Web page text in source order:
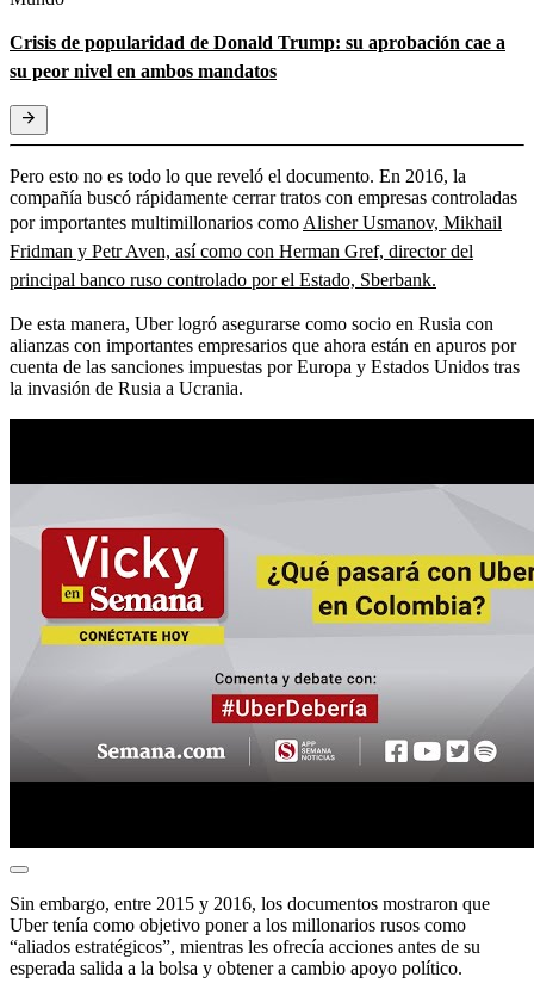
Crisis de popularidad de Donald Trump: su aprobación cae a
su peor nivel en ambos mandatos
Pero esto no es todo lo que reveló el documento. En 2016, la
compañía buscó rápidamente cerrar tratos con empresas controladas
por importantes multimillonarios como Alisher Usmanov, Mikhail
Fridman y Petr Aven, así como con Herman Gref, director del
principal banco ruso controlado por el Estado, Sberbank.
De esta manera, Uber logró asegurarse como socio en Rusia con
alianzas con importantes empresarios que ahora están en apuros por
cuenta de las sanciones impuestas por Europa y Estados Unidos tras
la invasión de Rusia a Ucrania.
Sin embargo, entre 2015 y 2016, los documentos mostraron que
Uber tenía como objetivo poner a los millonarios rusos como
“aliados estratégicos”, mientras les ofrecía acciones antes de su
esperada salida a la bolsa y obtener a cambio apoyo político.